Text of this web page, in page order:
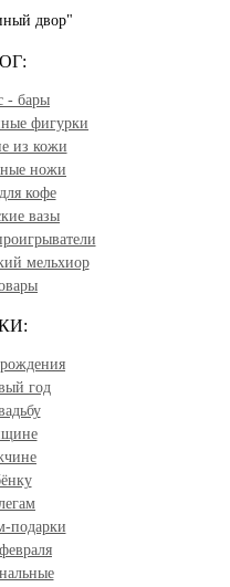
двор"
- бары
фигурки
из кожи
ножи
кофе
вазы
мельхиор
год
подарки